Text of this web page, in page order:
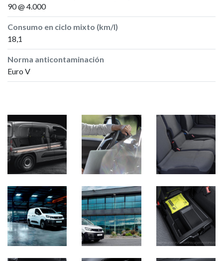
90 @ 4.000
Consumo en ciclo mixto (km/l)
18,1
Norma anticontaminación
Euro V